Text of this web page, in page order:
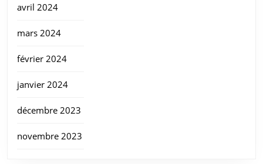
avril 2024
mars 2024
février 2024
janvier 2024
décembre 2023
novembre 2023